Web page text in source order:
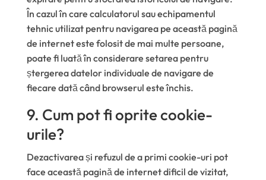
În cazul în care calculatorul sau echipamentul
tehnic utilizat pentru navigarea pe această pagină
de internet este folosit de mai multe persoane,
poate fi luată în considerare setarea pentru
ștergerea datelor individuale de navigare de
fiecare dată când browserul este închis.
9. Cum pot fi oprite cookie-
urile?
Dezactivarea și refuzul de a primi cookie-uri pot
face această pagină de internet dificil de vizitat,